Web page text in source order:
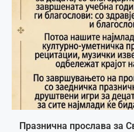
Празнична прослава за